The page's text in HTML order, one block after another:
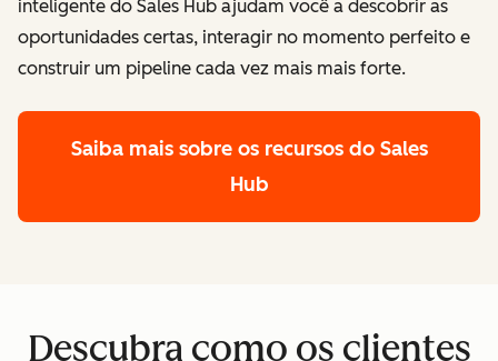
inteligente do Sales Hub ajudam você a descobrir as
oportunidades certas, interagir no momento perfeito e
construir um pipeline cada vez mais mais forte.
Saiba mais sobre os recursos do Sales
Hub
Descubra como os clientes